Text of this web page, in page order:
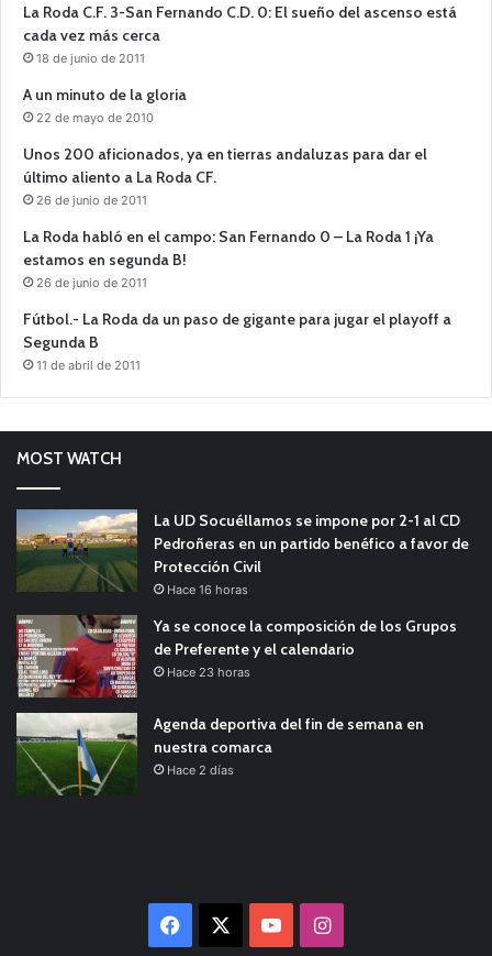
La Roda C.F. 3-San Fernando C.D. 0: El sueño del ascenso está
cada vez más cerca
18 de junio de 2011
A un minuto de la gloria
22 de mayo de 2010
Unos 200 aficionados, ya en tierras andaluzas para dar el
último aliento a La Roda CF.
26 de junio de 2011
La Roda habló en el campo: San Fernando 0 – La Roda 1 ¡Ya
estamos en segunda B!
26 de junio de 2011
Fútbol.- La Roda da un paso de gigante para jugar el playoff a
Segunda B
11 de abril de 2011
MOST WATCH
La UD Socuéllamos se impone por 2-1 al CD
Pedroñeras en un partido benéfico a favor de
Protección Civil
Hace 16 horas
Ya se conoce la composición de los Grupos
de Preferente y el calendario
Hace 23 horas
Agenda deportiva del fin de semana en
nuestra comarca
Hace 2 días
Facebook YouTubeInstagram